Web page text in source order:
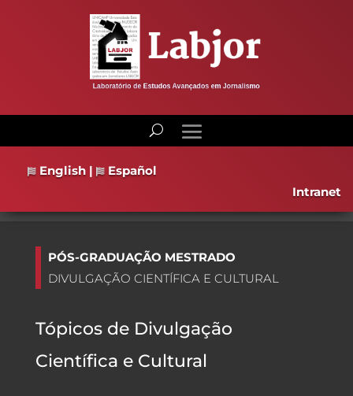
English |
Español
Intranet
PÓS-GRADUAÇÃO MESTRADO
DIVULGAÇÃO CIENTÍFICA E CULTURAL
Tópicos de Divulgação
Científica e Cultural